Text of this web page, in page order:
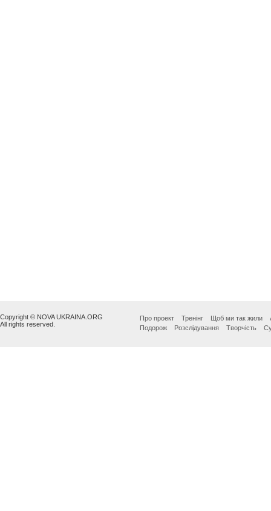
Copyright © NOVA UKRAINA.ORG
All rights reserved.
Про проект Тренінг Щоб ми так жили
Подорож
Розслідування Творчість